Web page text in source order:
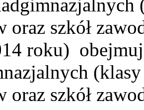
oraz szkół
roku)
oraz szkół